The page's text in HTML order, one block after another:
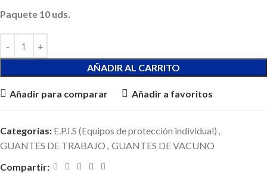
Paquete 10 uds.
AÑADIR AL CARRITO
Añadir para comparar Añadir a favoritos
Categorías: E.P.I.S (Equipos de protección individual) ,
GUANTES DE TRABAJO , GUANTES DE VACUNO
Compartir: